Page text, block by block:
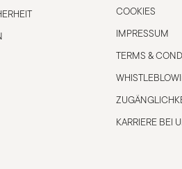
COOKIES
IMPRESSUM
TERMS &
KARRIERE BEI